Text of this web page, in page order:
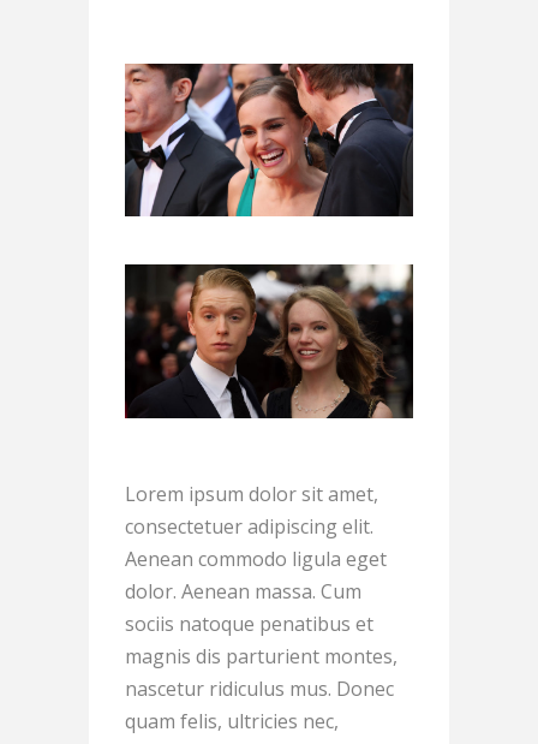
Lorem ipsum dolor sit amet,
consectetuer adipiscing elit.
Aenean commodo ligula eget
dolor. Aenean massa. Cum
sociis natoque penatibus et
magnis dis parturient montes,
nascetur ridiculus mus. Donec
quam felis, ultricies nec,